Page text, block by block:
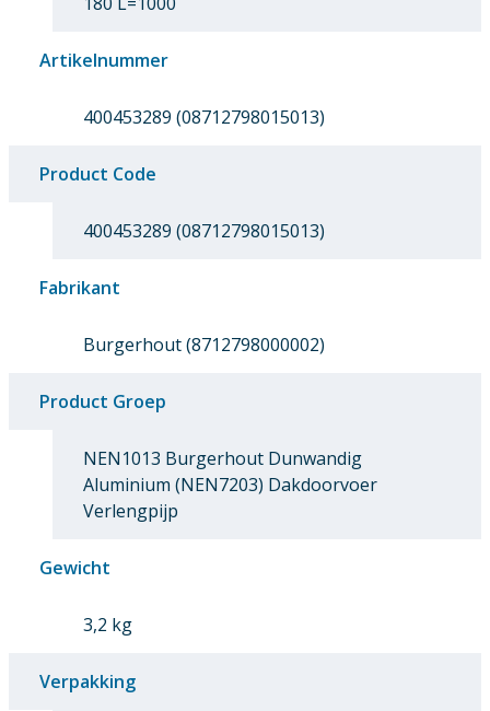
Artikelnummer
400453289 (08712798015013)
Product Code
400453289 (08712798015013)
Fabrikant
Burgerhout (8712798000002)
Product Groep
NEN1013 Burgerhout Dunwandig
Aluminium (NEN7203) Dakdoorvoer
Verlengpijp
Gewicht
3,2 kg
Verpakking